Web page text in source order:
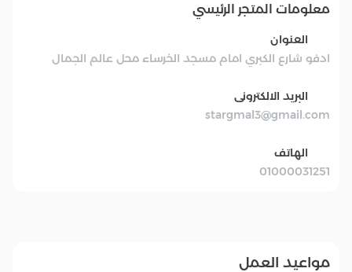
معلومات المتجر الرئيسي
العنوان
ادفو شارع الكبري امام مسجد الخرساء محل عالم الجمال
البريد الالكترونى
stargmal3@gmail.com
الهاتف
01000031251
مواعيد العمل